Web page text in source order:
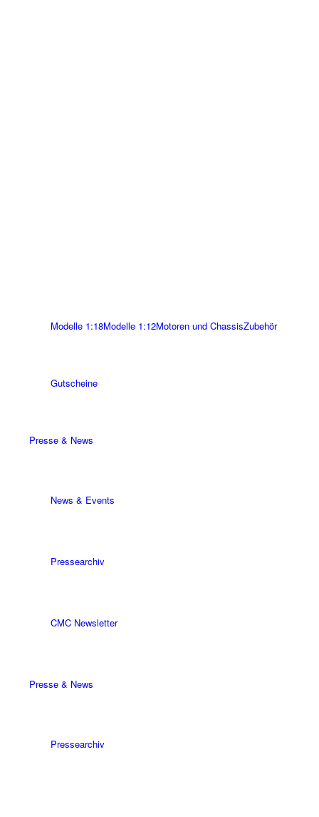
Modelle 1:18Modelle 1:12Motoren und ChassisZubehör
Gutscheine
Presse & News
News & Events
Pressearchiv
CMC Newsletter
Presse & News
Pressearchiv